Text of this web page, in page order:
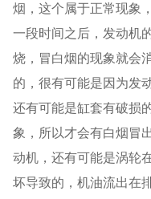
烟，这个属于正常现象
一段时间之后，发动机
烧，冒白烟的现象就会
的，很有可能是因为发
还有可能是缸套有破损
象，所以才会有白烟冒
动机，还有可能是涡轮
坏导致的，机油流出在